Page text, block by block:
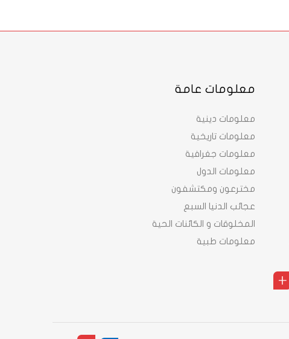
معلومات عامة
معلومات دينية
معلومات تاريخية
معلومات جغرافية
معلومات الدول
مخترعون ومكتشفون
عجائب الدنيا السبع
المخلوقات و الكائنات الحية
معلومات طبية